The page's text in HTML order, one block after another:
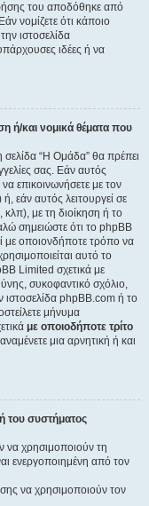
του αποδόθηκε από
νομίζετε ότι κάποιο
ιστοσελίδα
ιδέες ή να
ή/και νομικά θέματα που
σελίδα “Η Ομάδα” θα πρέπει
σας. Εάν αυτός
επικοινωνήσετε με τον
ή, εάν αυτός λειτουργεί σε
με τη διοίκηση ή το
σημειώστε ότι το phpBB
με οποιονδήποτε τρόπο να
αυτό το
Limited σχετικά με
συκοφαντικό σχόλιο,
ιστοσελίδα phpBB.com ή το
μήνυμα
με οποιοδήποτε τρίτο
μια αρνητική ή και
του συστήματος
χρησιμοποιούν τη
ενεργοποιημένη από τον
να χρησιμοποιούν τον